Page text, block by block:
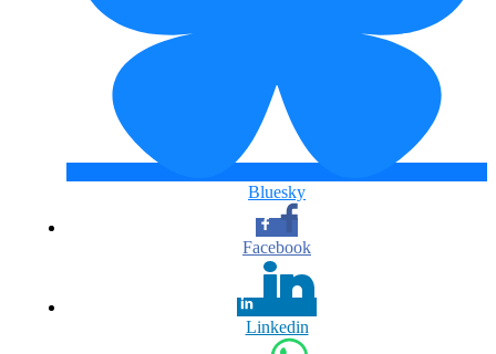
Bluesky
Facebook
Linkedin